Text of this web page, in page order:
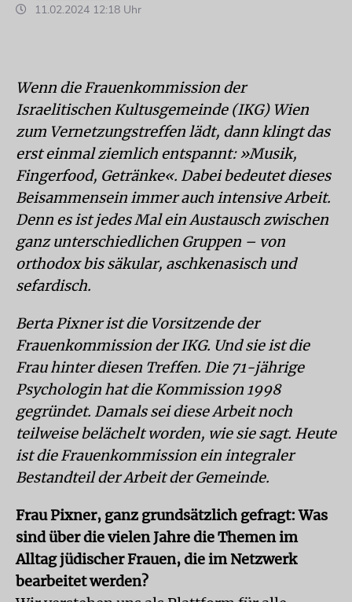
11.02.2024 12:18 Uhr
Wenn die Frauenkommission der
Israelitischen Kultusgemeinde (IKG) Wien
zum Vernetzungstreffen lädt, dann klingt das
erst einmal ziemlich entspannt: »Musik,
Fingerfood, Getränke«. Dabei bedeutet dieses
Beisammensein immer auch intensive Arbeit.
Denn es ist jedes Mal ein Austausch zwischen
ganz unterschiedlichen Gruppen – von
orthodox bis säkular, aschkenasisch und
sefardisch.
Berta Pixner ist die Vorsitzende der
Frauenkommission der IKG. Und sie ist die
Frau hinter diesen Treffen. Die 71-jährige
Psychologin hat die Kommission 1998
gegründet. Damals sei diese Arbeit noch
teilweise belächelt worden, wie sie sagt. Heute
ist die Frauenkommission ein integraler
Bestandteil der Arbeit der Gemeinde.
Frau Pixner, ganz grundsätzlich gefragt: Was
sind über die vielen Jahre die Themen im
Alltag jüdischer Frauen, die im Netzwerk
bearbeitet werden?